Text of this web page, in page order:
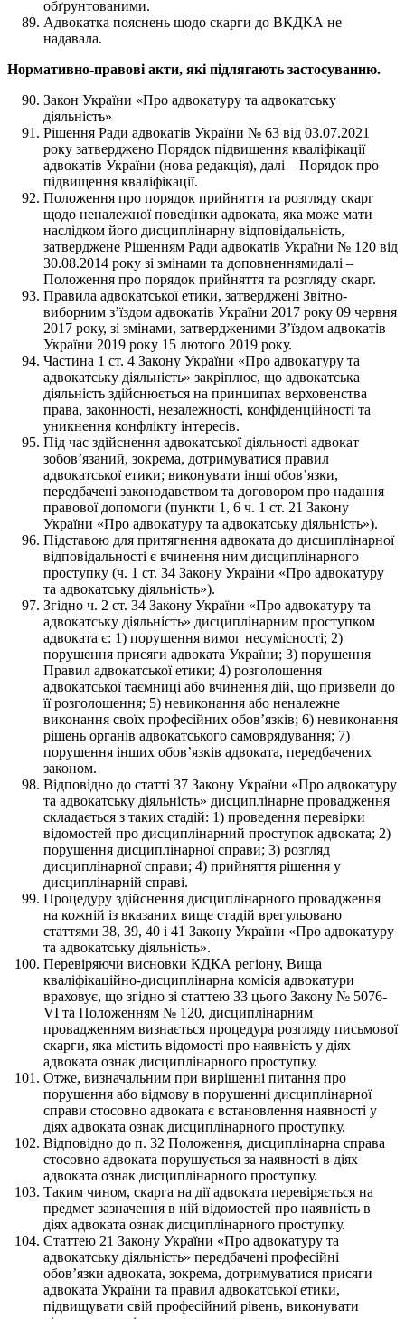
обґрунтованими.
Адвокатка пояснень щодо скарги до ВКДКА не
надавала.
Нормативно-правові акти, які підлягають застосуванню.
Закон України «Про адвокатуру та адвокатську
діяльність»
Рішення Ради адвокатів України № 63 від 03.07.2021
року затверджено Порядок підвищення кваліфікації
адвокатів України (нова редакція), далі – Порядок про
підвищення кваліфікації.
Положення про порядок прийняття та розгляду скарг
щодо неналежної поведінки адвоката, яка може мати
наслідком його дисциплінарну відповідальність,
затверджене Рішенням Ради адвокатів України № 120 від
30.08.2014 року зі змінами та доповненнямидалі –
Положення про порядок прийняття та розгляду скарг.
Правила адвокатської етики, затверджені Звітно-
виборним з’їздом адвокатів України 2017 року 09 червня
2017 року, зі змінами, затвердженими З’їздом адвокатів
України 2019 року 15 лютого 2019 року.
Частина 1 ст. 4 Закону України «Про адвокатуру та
адвокатську діяльність» закріплює, що адвокатська
діяльність здійснюється на принципах верховенства
права, законності, незалежності, конфіденційності та
уникнення конфлікту інтересів.
Під час здійснення адвокатської діяльності адвокат
зобов’язаний, зокрема, дотримуватися правил
адвокатської етики; виконувати інші обов’язки,
передбачені законодавством та договором про надання
правової допомоги (пункти 1, 6 ч. 1 ст. 21 Закону
України «Про адвокатуру та адвокатську діяльність»).
Підставою для притягнення адвоката до дисциплінарної
відповідальності є вчинення ним дисциплінарного
проступку (ч. 1 ст. 34 Закону України «Про адвокатуру
та адвокатську діяльність»).
Згідно ч. 2 ст. 34 Закону України «Про адвокатуру та
адвокатську діяльність» дисциплінарним проступком
адвоката є: 1) порушення вимог несумісності; 2)
порушення присяги адвоката України; 3) порушення
Правил адвокатської етики; 4) розголошення
адвокатської таємниці або вчинення дій, що призвели до
її розголошення; 5) невиконання або неналежне
виконання своїх професійних обов’язків; 6) невиконання
рішень органів адвокатського самоврядування; 7)
порушення інших обов’язків адвоката, передбачених
законом.
Відповідно до статті 37 Закону України «Про адвокатуру
та адвокатську діяльність» дисциплінарне провадження
складається з таких стадій: 1) проведення перевірки
відомостей про дисциплінарний проступок адвоката; 2)
порушення дисциплінарної справи; 3) розгляд
дисциплінарної справи; 4) прийняття рішення у
дисциплінарній справі.
Процедуру здійснення дисциплінарного провадження
на кожній із вказаних вище стадій врегульовано
статтями 38, 39, 40 і 41 Закону України «Про адвокатуру
та адвокатську діяльність».
Перевіряючи висновки КДКА регіону, Вища
кваліфікаційно-дисциплінарна комісія адвокатури
враховує, що згідно зі статтею 33 цього Закону № 5076-
VI та Положенням № 120, дисциплінарним
провадженням визнається процедура розгляду письмової
скарги, яка містить відомості про наявність у діях
адвоката ознак дисциплінарного проступку.
Отже, визначальним при вирішенні питання про
порушення або відмову в порушенні дисциплінарної
справи стосовно адвоката є встановлення наявності у
діях адвоката ознак дисциплінарного проступку.
Відповідно до п. 32 Положення, дисциплінарна справа
стосовно адвоката порушується за наявності в діях
адвоката ознак дисциплінарного проступку.
Таким чином, скарга на дії адвоката перевіряється на
предмет зазначення в ній відомостей про наявність в
діях адвоката ознак дисциплінарного проступку.
Статтею 21 Закону України «Про адвокатуру та
адвокатську діяльність» передбачені професійні
обов’язки адвоката, зокрема, дотримуватися присяги
адвоката України та правил адвокатської етики,
підвищувати свій професійний рівень, виконувати